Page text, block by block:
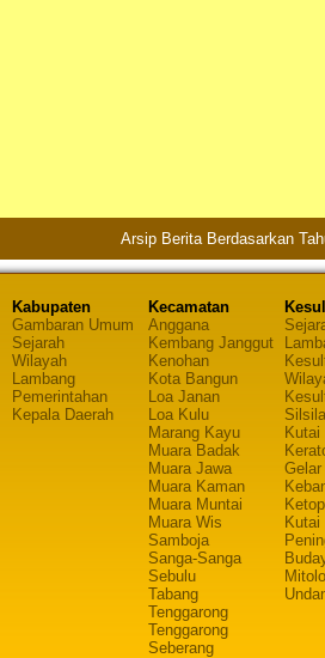
Arsip Berita Berdasarkan
Kabupaten
Gambaran Umum
Sejarah
Wilayah
Lambang
Pemerintahan
Kepala Daerah
Kecamatan
Anggana
Kembang Janggut
Kenohan
Kota Bangun
Loa Janan
Loa Kulu
Marang Kayu
Muara Badak
Muara Jawa
Muara Kaman
Muara Muntai
Muara Wis
Samboja
Sanga-Sanga
Sebulu
Tabang
Tenggarong
Tenggarong
Seberang
Kutai
Gelar
Kutai